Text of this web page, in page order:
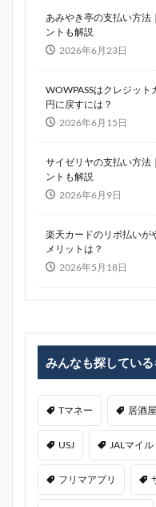
あみやき亭の支払い方法
ントも解説
2026年6月23日
WOWPASSはクレジッ
円に戻すには？
2026年6月15日
サイゼリヤの支払い方法
ントも解説
2026年6月9日
楽天カードのリボ払いが
メリットは？
2026年5月18日
みんなも探してい
Tマネー 居酒屋
USJ JALマイル
フリマアプリ